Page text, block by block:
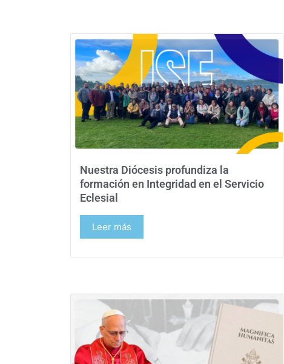
Nuestra Diócesis profundiza la
formación en Integridad en el Servicio
Eclesial
Leer más